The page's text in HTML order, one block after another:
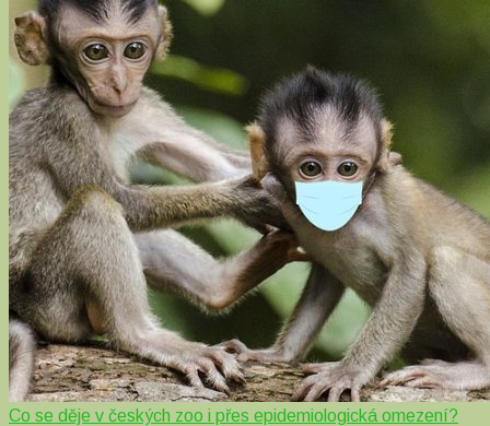
Co se děje v českých zoo i přes epidemiologická omezení?